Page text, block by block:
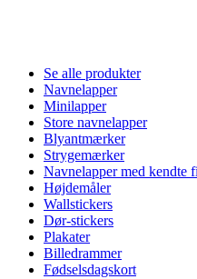
Se alle produkter
Navnelapper
Minilapper
Store navnelapper
Blyantmærker
Strygemærker
Navnelapper med kendte
Højdemåler
Wallstickers
Dør-stickers
Plakater
Billedrammer
Fødselsdagskort